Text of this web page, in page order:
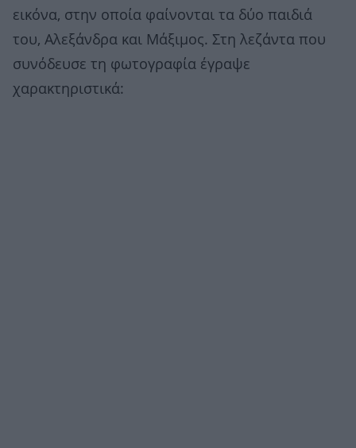
εικόνα, στην οποία φαίνονται τα δύο παιδιά
του, Αλεξάνδρα και Μάξιμος. Στη λεζάντα που
συνόδευσε τη φωτογραφία έγραψε
χαρακτηριστικά: